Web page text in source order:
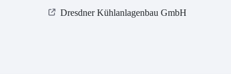
Dresdner Kühlanlagenbau GmbH